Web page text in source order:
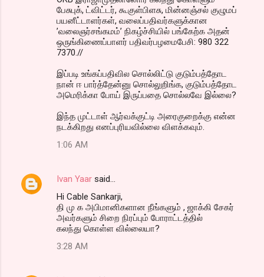
பேசுபுக், ட்விட்டர், கூகுள்பிளசு, மின்னஞ்சல் குழுமப்
பயனீட்டாளர்கள், வலைப்பதிவர்களுக்கான
’வலைஞர்சங்கமம்’ நிகழ்ச்சியில் பங்கேற்க அதன்
ஒருங்கிணைப்பாளர் பதிவர்பழமைபேசி: 980 322
7370.//
இப்படி உங்கப்பதிவில சொல்லிட்டு குடும்பத்தோட
நான் ஈ பார்த்தேன்னு சொல்லுறிங்க, குடும்பத்தோட
அமெரிக்கா போய் இருப்பதை சொல்லவே இல்லை?
இந்த முட்டாள் ஆர்வக்குட்டி அரைகுறைக்கு என்ன
நடக்கிறது எனப்புரியவில்லை விளக்கவும்.
1:06 AM
Ivan Yaar said…
Hi Cable Sankarji,
தி மு க அபிமானிகளான நீங்களும் , ஜாக்கி சேகர்
அவர்களும் சிறை நிரப்பும் போராட்டத்தில்
கலந்து கொள்ள வில்லையா?
3:28 AM